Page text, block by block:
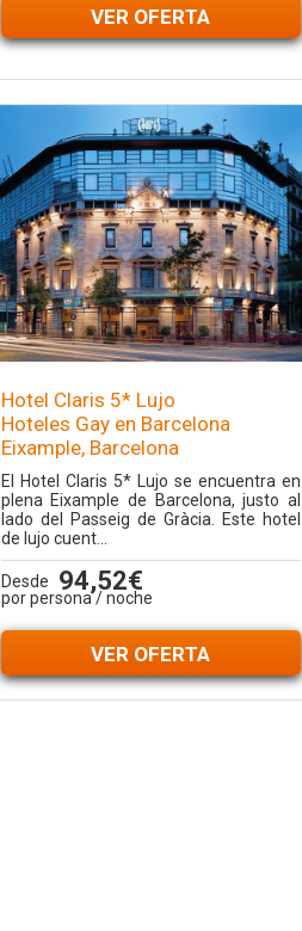
VER OFERTA
Hotel Claris 5* Lujo
Hoteles Gay en Barcelona
Eixample, Barcelona
El Hotel Claris 5* Lujo se encuentra en
plena Eixample de Barcelona, justo al
lado del Passeig de Gràcia. Este hotel
de lujo cuent...
Desde 94,52€
por persona / noche
VER OFERTA